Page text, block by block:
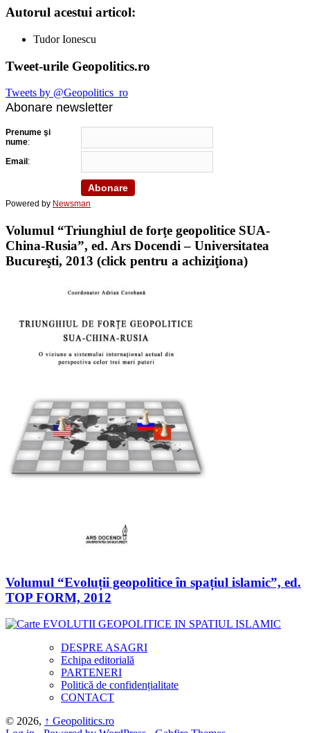
Autorul acestui articol:
Tudor Ionescu
Tweet-urile Geopolitics.ro
Tweets by @Geopolitics_ro
Abonare newsletter
Prenume şi
nume:
Email :
Powered by Newsman
Volumul “Triunghiul de forţe geopolitice SUA-
China-Rusia”, ed. Ars Docendi – Universitatea
Bucureşti, 2013 (click pentru a achiziţiona)
Volumul “Evoluții geopolitice în spațiul islamic”, ed.
TOP FORM, 2012
DESPRE ASAGRI
Echipa editorială
PARTENERI
Politică de confidențialitate
CONTACT
© 2026, ↑ Geopolitics.ro